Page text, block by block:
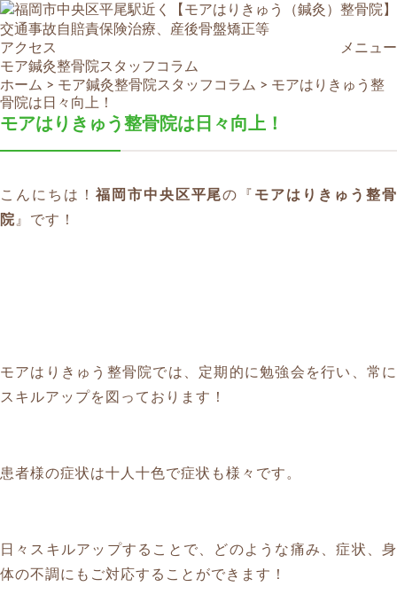
アクセス
メニュー
モア鍼灸整骨院スタッフコラム
ホーム > モア鍼灸整骨院スタッフコラム > モアはりきゅう整
骨院は日々向上！
モアはりきゅう整骨院は日々向上！
こんにちは！ 福岡市中央区平尾の『 モアはりきゅう整骨
院 』です！
モアはりきゅう整骨院では、定期的に勉強会を行い、常に
スキルアップを図っております！
患者様の症状は十人十色で症状も様々です。
日々スキルアップすることで、どのような痛み、症状、身
体の不調にもご対応することができます！